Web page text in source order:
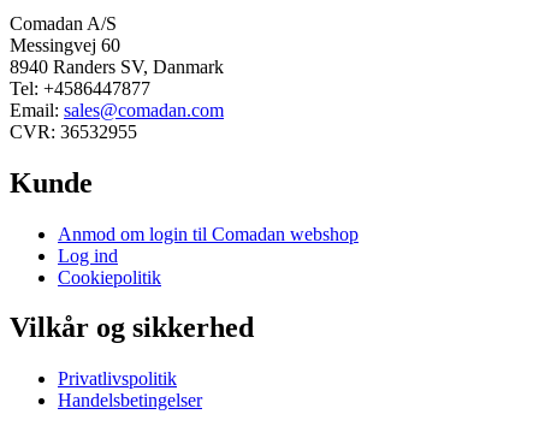
Comadan A/S
Messingvej 60
8940 Randers SV, Danmark
Tel: +4586447877
Email: sales@comadan.com
CVR: 36532955
Kunde
Main
Menu
Anmod om login til Comadan webshop
Log ind
Cookiepolitik
Vilkår og sikkerhed
Main
Menu
Privatlivspolitik
Handelsbetingelser